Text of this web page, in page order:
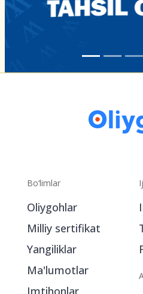
Bo‘limlar
Oliygohlar
Milliy sertifikat
Yangiliklar
Ma'lumotlar
Imtihonlar